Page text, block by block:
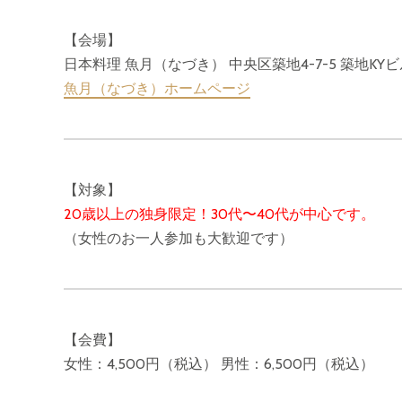
【会場】
日本料理 魚月（なづき） 中央区築地4-7-5 築地KY
魚月（なづき）ホームページ
【対象】
20歳以上の独身限定！30代〜40代が中心です。
（女性のお一人参加も大歓迎です）
【会費】
女性：4,500円（税込） 男性：6,500円（税込）